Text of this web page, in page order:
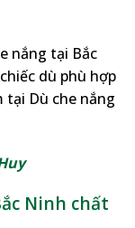
nắng tại Bắc
dù phù hợp
tại Dù che nắng
Ninh chất